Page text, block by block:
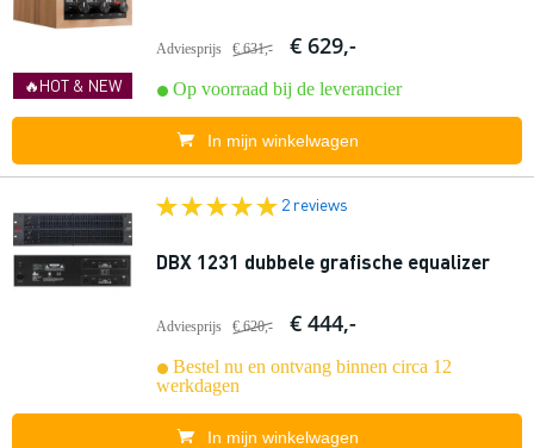
🔥HOT & NEW
Adviesprijs € 631,- € 629,-
Op voorraad bij de leverancier
In mijn winkelwagen
2 reviews
DBX 1231 dubbele grafische equalizer
Adviesprijs € 620,- € 444,-
Bestel nu en ontvang binnen circa 12
werkdagen
In mijn winkelwagen